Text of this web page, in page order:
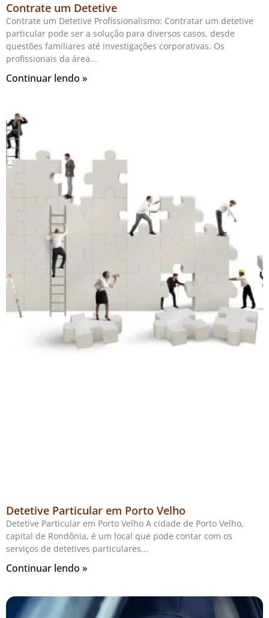
Contrate um Detetive
Contrate um Detetive Profissionalismo: Contratar um detetive
particular pode ser a solução para diversos casos, desde
questões familiares até investigações corporativas. Os
profissionais da área
Continuar lendo »
Detetive Particular em Porto Velho
Detetive Particular em Porto Velho A cidade de Porto Velho,
capital de Rondônia, é um local que pode contar com os
serviços de detetives particulares
Continuar lendo »